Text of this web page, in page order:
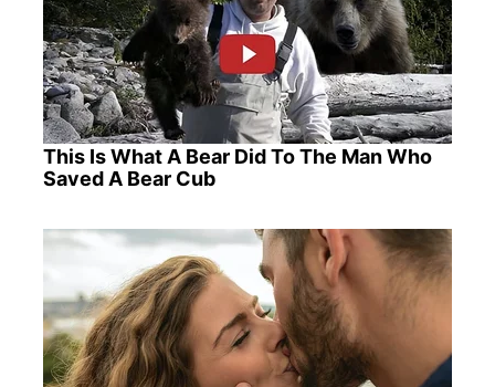
This Is What A Bear Did To The Man Who
Saved A Bear Cub